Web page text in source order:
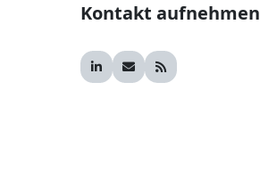
Kontakt aufnehmen